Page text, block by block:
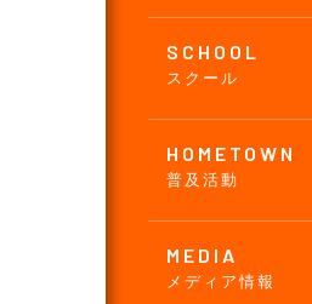
SCHOOL
スクール
HOMETOWN
普及活動
MEDIA
メディア情報